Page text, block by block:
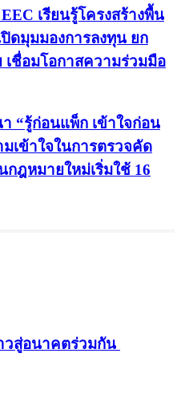
เรียนรู้โครงสร้างพื้น
ดมุมมองการลงทุน ยก
เชื่อมโอกาสความร่วมมือ
“รู้ก่อนแพ็ก เข้าใจก่อน
เข้าใจในการตรวจคัด
กฎหมายใหม่เริ่มใช้ 16
วสู่อนาคตร่วมกัน